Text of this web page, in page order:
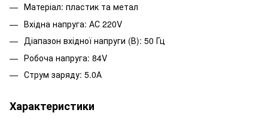
Матеріал: пластик та метал
Вхідна напруга: АС 220V
Діапазон вхідної напруги (В): 50 Гц
Робоча напруга: 84V
Струм заряду: 5.0А
Характеристики